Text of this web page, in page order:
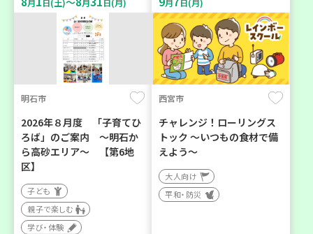
月 日(土) 月 日(月)
明石市
2026年８月度 「子育てひ
ろば」のご案内 ～明石か
ら高砂エリア～ 【第6地
区】
子ども
親子で楽しむ
学び・体験
月 日(月)
西宮市
チャレンジ！ローリングス
トック ～いつもの食材で備
えよう～
大人向け
平和・防災